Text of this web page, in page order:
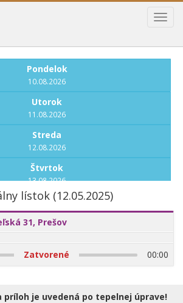
Pondelok
10.08.2026
Utorok
11.08.2026
Streda
12.08.2026
Štvrtok
13.08.2026
Piatok
14.08.2026
Pondelok
17.08.2026
Utorok
lístok (12.05.2025)
31, Prešov
Zatvorené 00:00
príloh je uvedená po tepelnej úprave!